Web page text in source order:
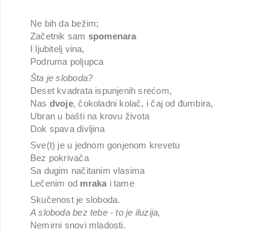
Ne bih da bežim;
Začetnik sam spomenara
I ljubitelj vina,
Podruma poljupca
Šta je sloboda?
Deset kvadrata ispunjenih srećom,
Nas dvoje, čokoladni kolač, i čaj od đumbira,
Ubran u bašti na krovu života
Dok spava divljina
Sve(t) je u jednom gonjenom krevetu
Bez pokrivača
Sa dugim načitanim vlasima
Lečenim od mraka i tame
Skučenost je sloboda.
A sloboda bez tebe - to je iluzija,
Nemirni snovi mladosti.